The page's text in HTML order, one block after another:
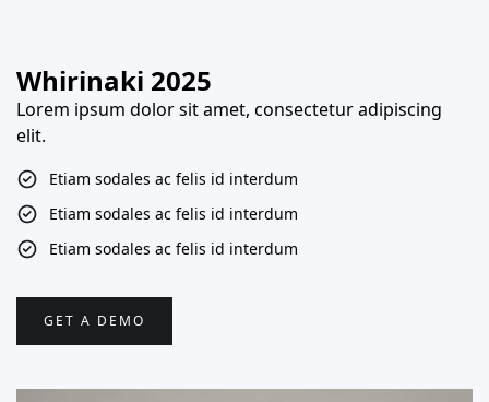
Whirinaki 2025
Lorem ipsum dolor sit amet, consectetur adipiscing
elit.
Etiam sodales ac felis id interdum
Etiam sodales ac felis id interdum
Etiam sodales ac felis id interdum
GET A DEMO